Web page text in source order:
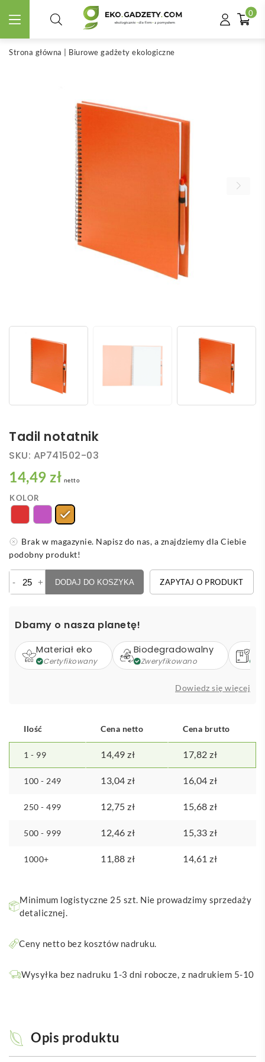
0
Strona główna Biurowe gadżety ekologiczne
Tadil notatnik
SKU: AP741502-03
14,49 zł netto
KOLOR
Brak w magazynie. Napisz do nas, a znajdziemy dla Ciebie
podobny produkt!
-
Tadil
+ DODAJ DO KOSZYKA ZAPYTAJ O PRODUKT
Dbamy o nasza planetę!
Materiał eko
Certyfikowany
Biodegradowalny
Zweryfikowano
Dowiedz się więcej
Ilość Cena netto Cena brutto
1 - 99 14,49 zł 17,82 zł
100 - 249 13,04 zł 16,04 zł
250 - 499 12,75 zł 15,68 zł
500 - 999 12,46 zł 15,33 zł
1000+ 11,88 zł 14,61 zł
Minimum logistyczne 25 szt. Nie prowadzimy sprzedaży
detalicznej.
Ceny netto bez kosztów nadruku.
Wysyłka bez nadruku 1-3 dni robocze, z nadrukiem 5-10
Opis produktu